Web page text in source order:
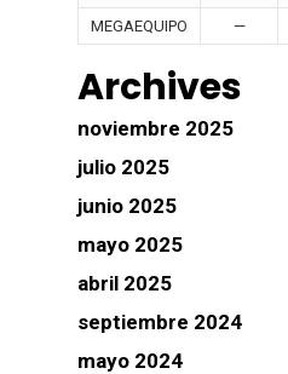
MEGAEQUIPO —
Archives
noviembre 2025
julio 2025
junio 2025
mayo 2025
abril 2025
septiembre 2024
mayo 2024